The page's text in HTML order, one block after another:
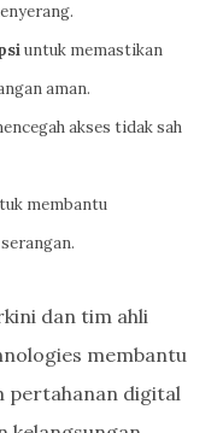
untuk memastikan
aman.
akses tidak sah
membantu
dan tim ahli
membantu
pertahanan digital